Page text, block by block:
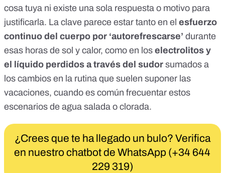
cosa tuya ni existe una sola respuesta o motivo para
justificarla. La clave parece estar tanto en el esfuerzo
continuo del cuerpo por ‘autorefrescarse’ durante
esas horas de sol y calor, como en los electrolitos y
el líquido perdidos a través del sudor sumados a
los cambios en la rutina que suelen suponer las
vacaciones, cuando es común frecuentar estos
escenarios de agua salada o clorada.
¿Crees que te ha llegado un bulo? Verifica
en nuestro chatbot de WhatsApp (+34 644
229 319)